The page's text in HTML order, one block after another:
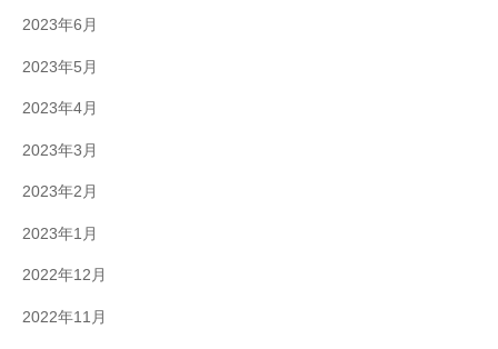
2023年6月
2023年5月
2023年4月
2023年3月
2023年2月
2023年1月
2022年12月
2022年11月